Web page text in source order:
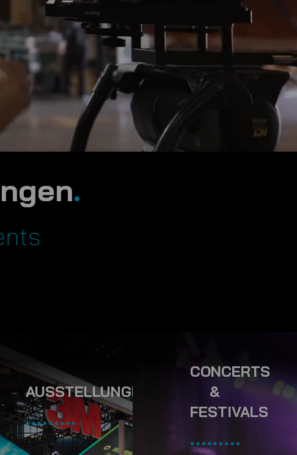
.
AUSSTELLUNGEN
CONCERTS
&
FESTIVALS